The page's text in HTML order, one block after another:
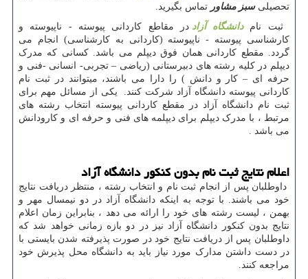
تحصیلیسبز مشاور تماس بگیرید.
ثبت نامدانشگاه آزاد در مقاطع کاردانی پیوسته - ناپیوسته و
کارشناسی پیوسته - ناپیوسته (کاردانی به کارشناسی) انجام می
گردد. مقطع کاردانی همان فوق دیپلم می باشد. کسانی که مدرک
دیپلم در کلیه رشته های دبیرستانی (ریاضی – تجربی- انسانی -فنی و
حرفه ای – کار و دانش ) را دارا می باشند، میتوانند در ثبت نام
کاردانی پیوسته دانشگاه آزاد شرکت کنند. یکی از مسائل مهم برای
ثبت نام دانشگاه آزاد در مقطع کاردانی پیوسته انتخاب رشته های
مرتبط ، با مدرک دیپلم برای دیپلمه های فنی و حرفه ای و کارودانش
می باشد .
اعلام نتایج ثبت نام بدون کنکور دانشگاه آزاد
داوطلبان پس از انجام ثبت نام و انتخاب رشته ، منتظر دریافت نتایج
خود می باشند. با توجه به اینکه دانشگاه آزاد در دو نیمسال مهر و
بهمن ، لیست رشته های خود را ارائه می دهد ، بنابراین زمان اعلام
نتایج بدون کنکور دانشگاه آزاد نیز در دو بازه زمانی خواهد شد که
داوطلبان پس از دریافت نتایج خود در صورت پذیرفته شدن بایستی با
در دست داشتن مدارک مورد نیاز باید به دانشگاه محل پذیرش خود
مراجعه کنند.